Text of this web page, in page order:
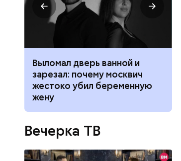
Выломал дверь ванной и
зарезал: почему москвич
жестоко убил беременную
жену
Вечерка ТВ